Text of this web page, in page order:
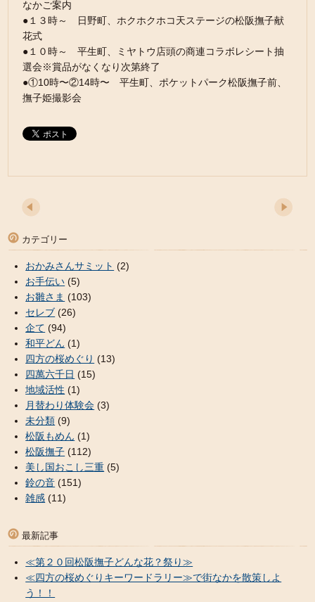
なかご案内
●１３時～ 日野町、ホクホクホコ天ステージの松阪撫子献
花式
●１０時～ 平生町、ミヤトウ店頭の商連コラボレシート抽
選会※賞品がなくなり次第終了
●①10時〜②14時〜 平生町、ポケットパーク松阪撫子前、
撫子姫撮影会
カテゴリー
おかみさんサミット (2)
お手伝い (5)
お雛さま (103)
セレブ (26)
企て (94)
和平どん (1)
四方の桜めぐり (13)
四萬六千日 (15)
地域活性 (1)
月替わり体験会 (3)
未分類 (9)
松阪もめん (1)
松阪撫子 (112)
美し国おこし三重 (5)
鈴の音 (151)
雑感 (11)
最新記事
≪第２０回松阪撫子どんな花？祭り≫
≪四方の桜めぐりキーワードラリー≫で街なかを散策しよ
う！！